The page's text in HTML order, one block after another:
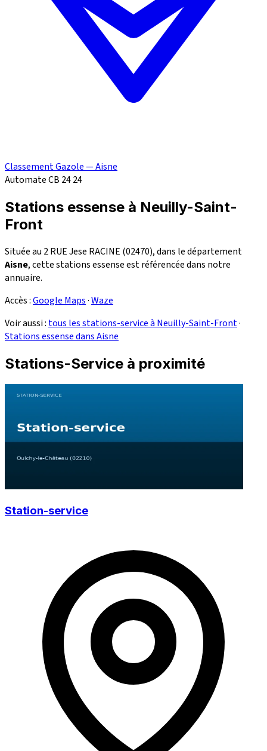
Classement Gazole — Aisne
Automate CB 2424
Stations essense à Neuilly-Saint-
Front
Située au 2 RUE Jese RACINE (02470), dans le département
Aisne, cette stations essense est référencée dans notre
annuaire.
Accès :Google Maps·Waze
Voir aussi : tous les stations-service à Neuilly-Saint-Front·
Stations essense dans Aisne
Stations-Service à proximité
Station-service